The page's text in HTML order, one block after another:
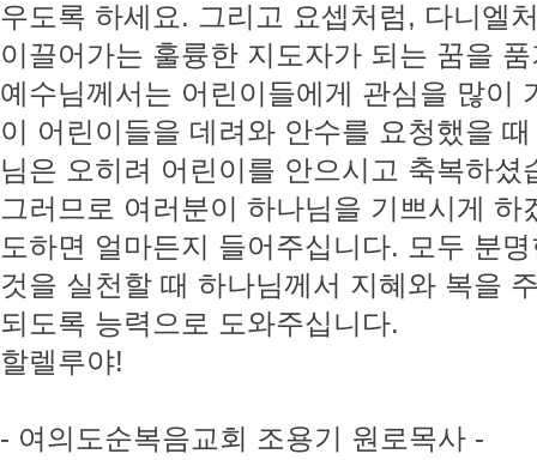
우도록 하세요. 그리고 요셉처럼, 다니엘
이끌어가는 훌륭한 지도자가 되는 꿈을
예수님께서는 어린이들에게 관심을 많이
이 어린이들을 데려와 안수를 요청했을
님은 오히려 어린이를 안으시고 축복하셨
그러므로 여러분이 하나님을 기쁘시게
도하면 얼마든지 들어주십니다. 모두 분
것을 실천할 때 하나님께서 지혜와 복을
되도록 능력으로 도와주십니다.
할렐루야!
- 여의도순복음교회 조용기 원로목사 -